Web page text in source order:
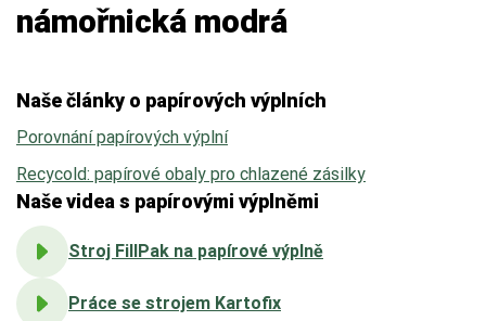
námořnická modrá
Naše články o papírových výplních
Porovnání papírových výplní
Recycold: papírové obaly pro chlazené zásilky
Naše videa s papírovými výplněmi
Stroj FillPak na papírové výplně
Práce se strojem Kartofix